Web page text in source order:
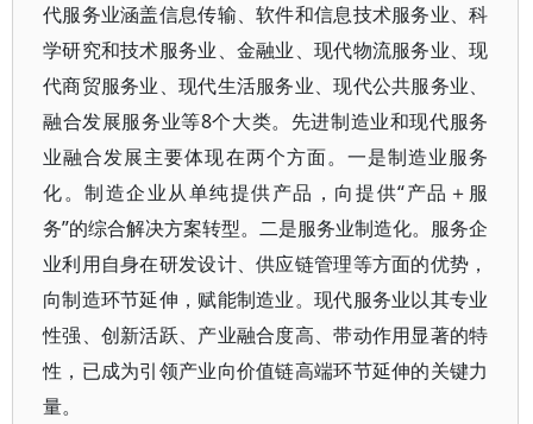
代服务业涵盖信息传输、软件和信息技术服务业、科
学研究和技术服务业、金融业、现代物流服务业、现
代商贸服务业、现代生活服务业、现代公共服务业、
融合发展服务业等8个大类。先进制造业和现代服务
业融合发展主要体现在两个方面。一是制造业服务
化。制造企业从单纯提供产品，向提供“产品＋服
务”的综合解决方案转型。二是服务业制造化。服务企
业利用自身在研发设计、供应链管理等方面的优势，
向制造环节延伸，赋能制造业。现代服务业以其专业
性强、创新活跃、产业融合度高、带动作用显著的特
性，已成为引领产业向价值链高端环节延伸的关键力
量。